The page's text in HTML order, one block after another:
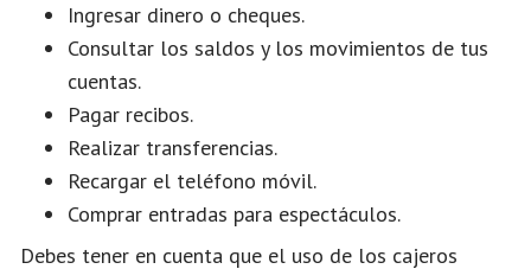
Ingresar dinero o cheques.
Consultar los saldos y los movimientos de tus
cuentas.
Pagar recibos.
Realizar transferencias.
Recargar el teléfono móvil.
Comprar entradas para espectáculos.
Debes tener en cuenta que el uso de los cajeros